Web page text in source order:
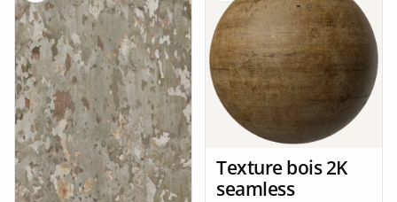
Texture bois 2K
seamless